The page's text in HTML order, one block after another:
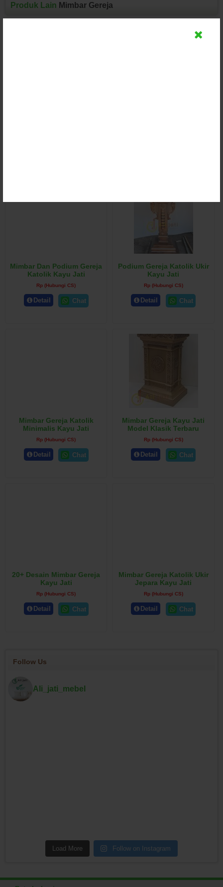
Produk Lain Mimbar Gereja
Mimbar Dan Podium Gereja
Katolik Kayu Jati
Rp (Hubungi CS)
Detail Chat
Podium Gereja Katolik Ukir
Kayu Jati
Rp (Hubungi CS)
Detail Chat
Mimbar Gereja Katolik
Minimalis Kayu Jati
Rp (Hubungi CS)
Detail Chat
Mimbar Gereja Kayu Jati
Model Klasik Terbaru
Rp (Hubungi CS)
Detail Chat
20+ Desain Mimbar Gereja
Kayu Jati
Rp (Hubungi CS)
Detail Chat
Mimbar Gereja Katolik Ukir
Jepara Kayu Jati
Rp (Hubungi CS)
Detail Chat
Follow Us
Ali_jati_mebel
Load More Follow on Instagram